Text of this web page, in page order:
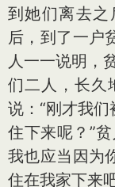
到她们离去之
后，到了一户
人一一说明，
们二人，长久
说：“刚才我
住下来呢？”
我也应当因为
住在我家下来